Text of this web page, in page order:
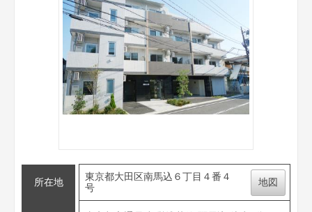
所在地
東京都大田区南馬込６丁目４番４
号
地図